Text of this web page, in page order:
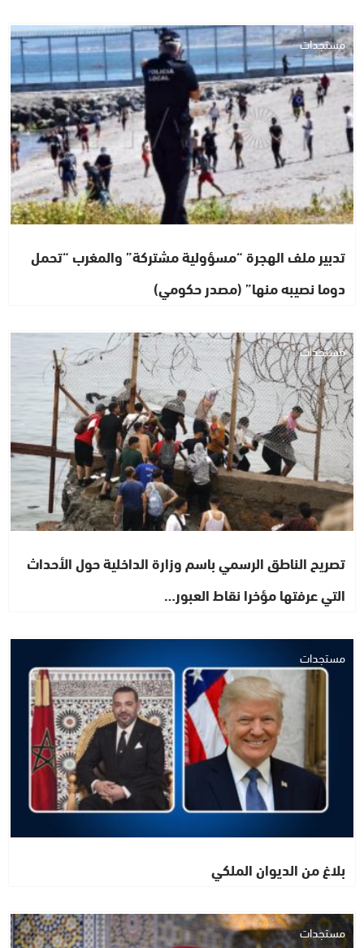
مستجدات
تدبير ملف الهجرة “مسؤولية مشتركة” والمغرب “تحمل
دوما نصيبه منها” (مصدر حكومي)
مستجدات
تصريح الناطق الرسمي باسم وزارة الداخلية حول الأحداث
التي عرفتها مؤخرا نقاط العبور…
مستجدات
بلاغ من الديوان الملكي
مستجدات